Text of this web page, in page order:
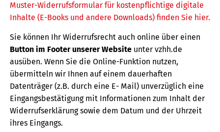
Muster-Widerrufsformular für kostenpflichtige digitale
Inhalte (E-Books und andere Downloads) finden Sie hier.
Sie können Ihr Widerrufsrecht auch online über einen
Button im Footer unserer Website unter vzhh.de
ausüben. Wenn Sie die Online-Funktion nutzen,
übermitteln wir Ihnen auf einem dauerhaften
Datenträger (z.B. durch eine E- Mail) unverzüglich eine
Eingangsbestätigung mit Informationen zum Inhalt der
Widerrufserklärung sowie dem Datum und der Uhrzeit
ihres Eingangs.